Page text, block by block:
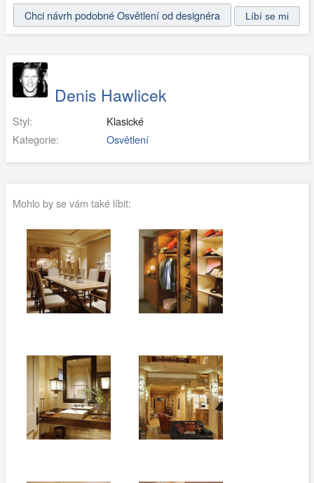
Chci návrh podobné Osvětlení od designéra
Denis Hawlicek
Styl:
Klasické
Kategorie:
Osvětlení
Mohlo by se vám také líbit: